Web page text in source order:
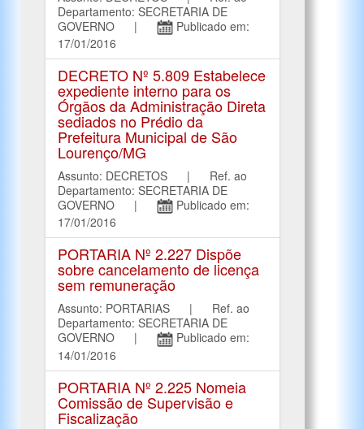
Departamento: SECRETARIA DE
GOVERNO |
Publicado em:
17/01/2016
DECRETO Nº 5.809 Estabelece
expediente interno para os
Órgãos da Administração Direta
sediados no Prédio da
Prefeitura Municipal de São
Lourenço/MG
Assunto: DECRETOS | Ref. ao
Departamento: SECRETARIA DE
GOVERNO |
Publicado em:
17/01/2016
PORTARIA Nº 2.227 Dispõe
sobre cancelamento de licença
sem remuneração
Assunto: PORTARIAS | Ref. ao
Departamento: SECRETARIA DE
GOVERNO |
Publicado em:
14/01/2016
PORTARIA Nº 2.225 Nomeia
Comissão de Supervisão e
Fiscalização